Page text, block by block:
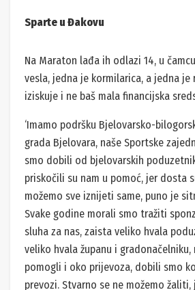
Sparte u Đakovu
Na Maraton lađa ih odlazi 14, u
vesla, jedna je kormilarica, a jedna je
iziskuje i ne baš mala financijska
‘Imamo podršku Bjelovarsko-
grada Bjelovara, naše Sportske
smo dobili od bjelovarskih
priskočili su nam u pomoć, jer dosta
možemo sve iznijeti same, puno je
Svake godine morali smo tražiti
sluha za nas, zaista veliko hvala
veliko hvala županu i gradonačelniku,
pomogli i oko prijevoza, dobili smo
prevozi. Stvarno se ne možemo žaliti,